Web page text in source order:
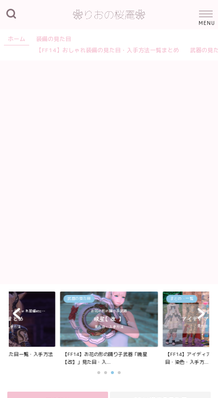
ホーム
装備の見た目
【FF14】おしゃれ装備の見た目・入手方法一覧まとめ
武器の見
見た目一覧・入手方法
武器の見た目
【FF14】お花の形の踊り子武器「暁星
【改】」見た目・入...
まとめ・一覧
【FF14】アイディア
目・染色・入手方...